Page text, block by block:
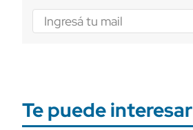
Te puede interesar